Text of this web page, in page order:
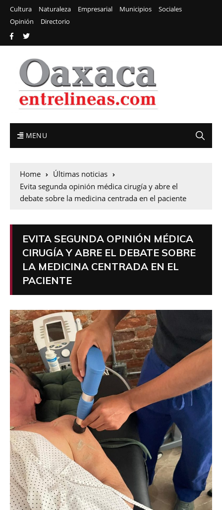
Cultura Naturaleza Empresarial Municipios
Sociales
Opinión
Directorio
MENU
Home
Últimas noticias
Evita segunda opinión médica cirugía y abre el
debate sobre la medicina centrada en el paciente
EVITA SEGUNDA OPINIÓN MÉDICA
CIRUGÍA Y ABRE EL DEBATE SOBRE
LA MEDICINA CENTRADA EN EL
PACIENTE